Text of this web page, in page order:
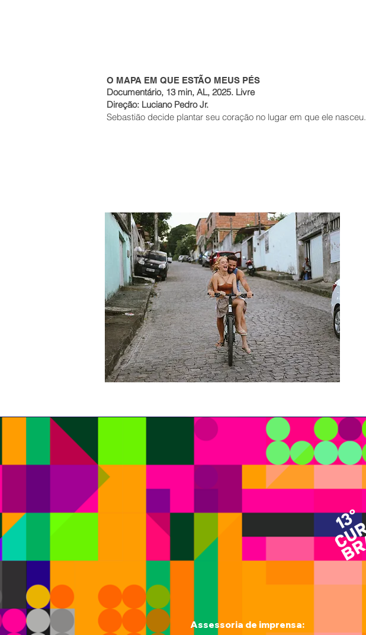
O MAPA EM QUE ESTÃO MEUS PÉS
Documentário, 13 min, AL, 2025. Livre
Direção: Luciano Pedro Jr.
Sebastião decide plantar seu coração no lugar em que ele nasceu.
Assessoria de imprensa: